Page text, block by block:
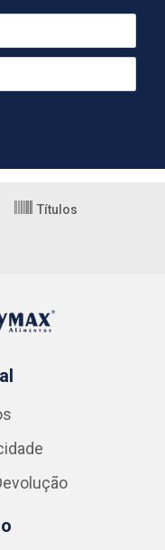
Títulos